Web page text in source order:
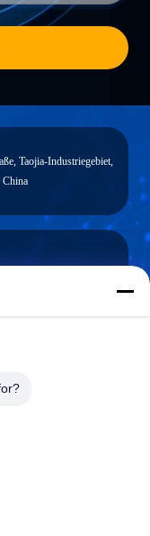
Taojia-Industriegebiet,